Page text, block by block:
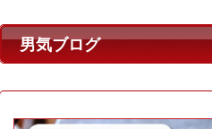
男気ブログ